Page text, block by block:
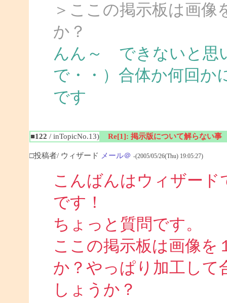
＞ここの掲示板は画
か？
んん～ できないと思
で・・）合体か何回か
です
■122 / inTopicNo.13) Re[1]: 掲示版について解らない事
□投稿者/ ウィザード メール＠ -(2005/05/26(Thu) 19:05:27)
こんばんはウィザード
です！
ちょっと質問です。
ここの掲示板は画像を
か？やっぱり加工して
しょうか？